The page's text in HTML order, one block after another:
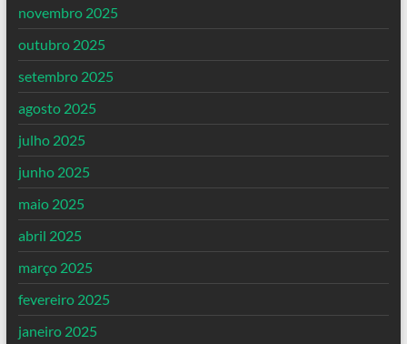
novembro 2025
outubro 2025
setembro 2025
agosto 2025
julho 2025
junho 2025
maio 2025
abril 2025
março 2025
fevereiro 2025
janeiro 2025